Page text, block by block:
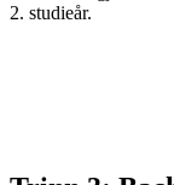
2. studieår.